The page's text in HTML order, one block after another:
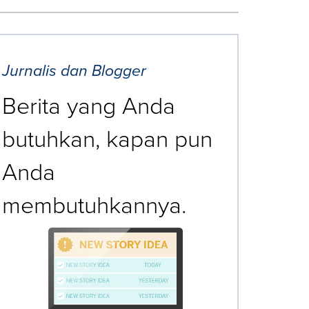
Jurnalis dan Blogger
Berita yang Anda
butuhkan, kapan pun
Anda
membutuhkannya.